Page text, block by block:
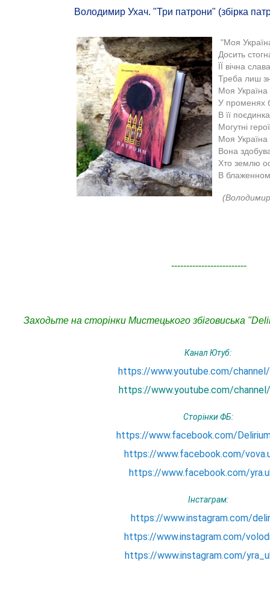
Володимир Ухач. "Три патрони" (збірка
"Моя
Досить
ЇЇ вічна
Треба лиш
Моя Україна
У променях
В її
Могутні
Моя Україна
Вона
Хто землю
В
-------------------------
Заходьте на сторінки Мистецького збіговиська
Канал Ютуб:
https://www.youtube.com/channel/
https://www.youtube.com/channel/
Сторінки ФБ:
https://www.facebook.com/
https://www.facebook.com/
https://www.facebook.com/
Інстаграм:
https://www.instagram.com/
https://www.instagram.com/
https://www.instagram.com/